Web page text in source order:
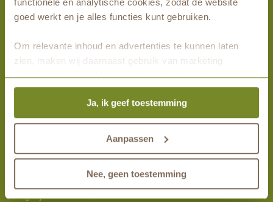
goed werkt en je alles functies kunt gebruiken.
Om relevante inhoud en advertenties te kunnen laten
zien, maken wij daarnaast gebruik van marketing
cookies. Wij vragen hiervoor jouw toestemming. Het is
altijd mogelijk om je toestemming te veranderen. Alle
marketingprestaties worden geanalyseerd, zodat we
onze gasten nog beter kunnen helpen. Wil je meer weten
over het gebruik van cookies? Bekijk dan de andere
Ja, ik geef toestemming
Aanpassen
Nee, geen toestemming
Bezoek Huis ter Heide
Reserveer op afstand
Mogelijkheden en tarieven